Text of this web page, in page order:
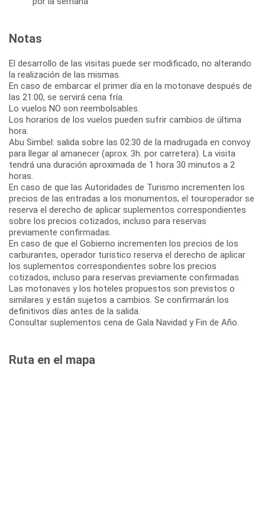
Notas
El desarrollo de las visitas puede ser modificado, no alterando
la realización de las mismas.
En caso de embarcar el primer día en la motonave después de
las 21:00, se servirá cena fría.
Lo vuelos NO son reembolsables.
Los horarios de los vuelos pueden sufrir cambios de última
hora.
Abu Simbel: salida sobre las 02:30 de la madrugada en convoy
para llegar al amanecer (aprox. 3h. por carretera). La visita
tendrá una duración aproximada de 1 hora 30 minutos a 2
horas.
En caso de que las Autoridades de Turismo incrementen los
precios de las entradas a los monumentos, el touroperador se
reserva el derecho de aplicar suplementos correspondientes
sobre los precios cotizados, incluso para reservas
previamente confirmadas.
En caso de que el Gobierno incrementen los precios de los
carburantes, operador turistico reserva el derecho de aplicar
los suplementos correspondientes sobre los precios
cotizados, incluso para reservas previamente confirmadas.
Las motonaves y los hoteles propuestos son previstos o
similares y están sujetos a cambios. Se confirmarán los
definitivos días antes de la salida.
Consultar suplementos cena de Gala Navidad y Fin de Año.
Ruta en el mapa